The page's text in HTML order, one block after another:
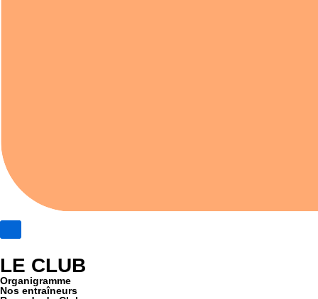
LE CLUB
Organigramme
Nos entraîneurs